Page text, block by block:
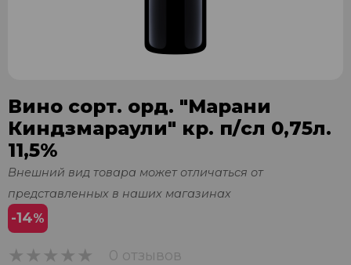
Вино сорт. орд. "Марани
Киндзмараули" кр. п/сл 0,75л.
11,5%
Внешний вид товара может отличаться от
представленных в наших магазинах
-14%
0 отзывов